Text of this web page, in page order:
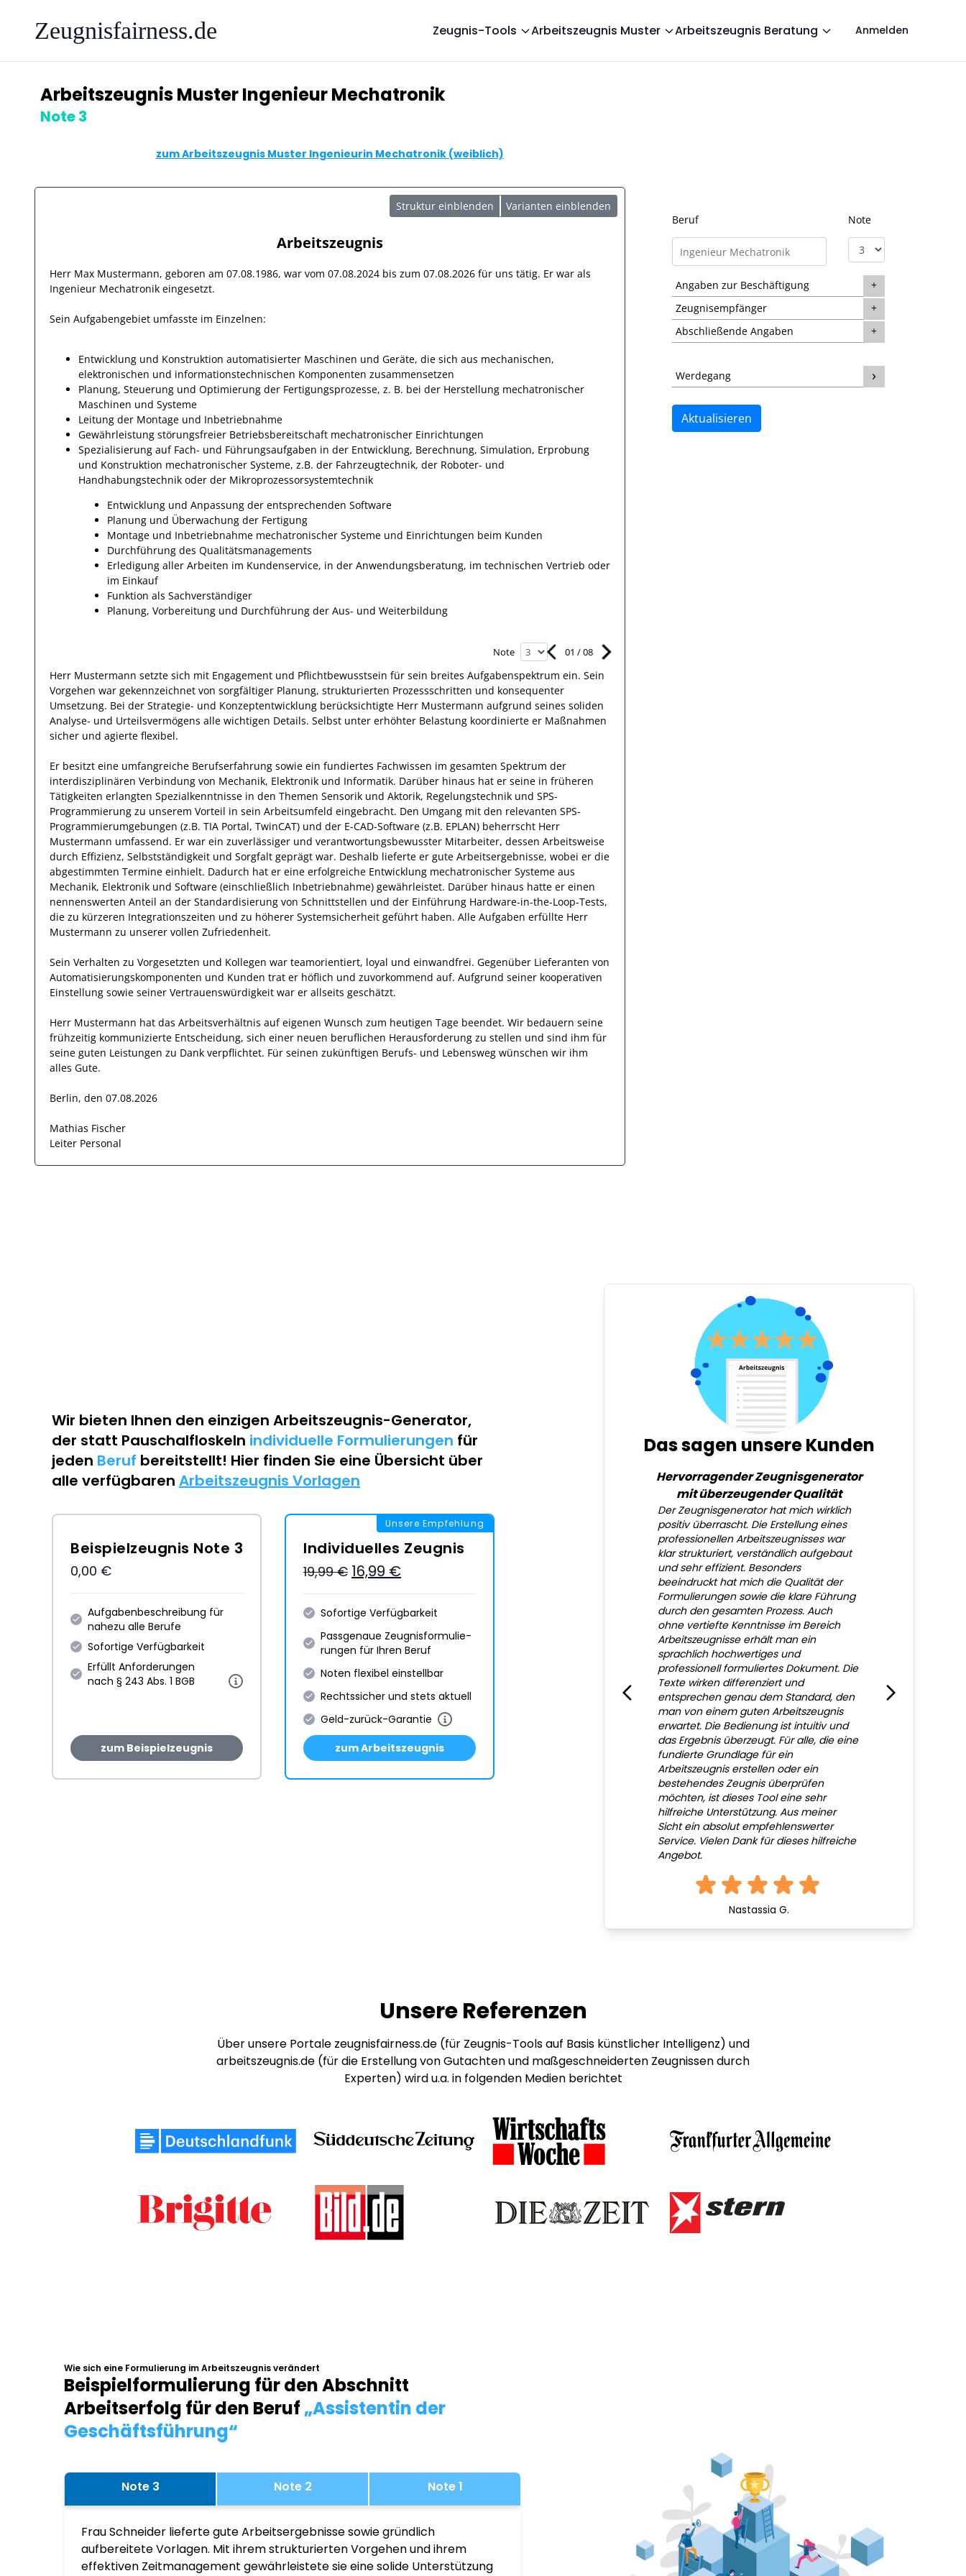
Zeugnisfairness.de Zeugnis-Tools Arbeitszeugnis Muster Arbeitszeugnis Beratung Anmelden
Arbeitszeugnis Muster Ingenieur Mechatronik
Note 3
zum Arbeitszeugnis Muster Ingenieurin Mechatronik (weiblich)
Struktur einblenden Varianten einblenden
Arbeitszeugnis
Herr Max Mustermann, geboren am 07.08.1986, war vom 07.08.2024 bis zum 07.08.2026 für uns tätig. Er war als
Ingenieur Mechatronik eingesetzt.
Sein Aufgabengebiet umfasste im Einzelnen:
Entwicklung und Konstruktion automatisierter Maschinen und Geräte, die sich aus mechanischen,
elektronischen und informationstechnischen Komponenten zusammensetzen
Planung, Steuerung und Optimierung der Fertigungsprozesse, z. B. bei der Herstellung mechatronischer
Maschinen und Systeme
Leitung der Montage und Inbetriebnahme
Gewährleistung störungsfreier Betriebsbereitschaft mechatronischer Einrichtungen
Spezialisierung auf Fach- und Führungsaufgaben in der Entwicklung, Berechnung, Simulation, Erprobung
und Konstruktion mechatronischer Systeme, z.B. der Fahrzeugtechnik, der Roboter- und
Handhabungstechnik oder der Mikroprozessorsystemtechnik
Entwicklung und Anpassung der entsprechenden Software
Planung und Überwachung der Fertigung
Montage und Inbetriebnahme mechatronischer Systeme und Einrichtungen beim Kunden
Durchführung des Qualitätsmanagements
Erledigung aller Arbeiten im Kundenservice, in der Anwendungsberatung, im technischen Vertrieb oder
im Einkauf
Funktion als Sachverständiger
Planung, Vorbereitung und Durchführung der Aus- und Weiterbildung
Note 01 /08
Herr Mustermann setzte sich mit Engagement und Pflichtbewusstsein für sein breites Aufgabenspektrum ein. Sein
Vorgehen war gekennzeichnet von sorgfältiger Planung, strukturierten Prozessschritten und konsequenter
Umsetzung. Bei der Strategie- und Konzeptentwicklung berücksichtigte Herr Mustermann aufgrund seines soliden
Analyse- und Urteilsvermögens alle wichtigen Details. Selbst unter erhöhter Belastung koordinierte er Maßnahmen
sicher und agierte flexibel.
Er besitzt eine umfangreiche Berufserfahrung sowie ein fundiertes Fachwissen im gesamten Spektrum der
interdisziplinären Verbindung von Mechanik, Elektronik und Informatik. Darüber hinaus hat er seine in früheren
Tätigkeiten erlangten Spezialkenntnisse in den Themen Sensorik und Aktorik, Regelungstechnik und SPS-
Programmierung zu unserem Vorteil in sein Arbeitsumfeld eingebracht. Den Umgang mit den relevanten SPS-
Programmierumgebungen (z.B. TIA Portal, TwinCAT) und der E-CAD-Software (z.B. EPLAN) beherrscht Herr
Mustermann umfassend. Er war ein zuverlässiger und verantwortungsbewusster Mitarbeiter, dessen Arbeitsweise
durch Effizienz, Selbstständigkeit und Sorgfalt geprägt war. Deshalb lieferte er gute Arbeitsergebnisse, wobei er die
abgestimmten Termine einhielt. Dadurch hat er eine erfolgreiche Entwicklung mechatronischer Systeme aus
Mechanik, Elektronik und Software (einschließlich Inbetriebnahme) gewährleistet. Darüber hinaus hatte er einen
nennenswerten Anteil an der Standardisierung von Schnittstellen und der Einführung Hardware-in-the-Loop-Tests,
die zu kürzeren Integrationszeiten und zu höherer Systemsicherheit geführt haben. Alle Aufgaben erfüllte Herr
Mustermann zu unserer vollen Zufriedenheit.
Sein Verhalten zu Vorgesetzten und Kollegen war teamorientiert, loyal und einwandfrei. Gegenüber Lieferanten von
Automatisierungskomponenten und Kunden trat er höflich und zuvorkommend auf. Aufgrund seiner kooperativen
Einstellung sowie seiner Vertrauenswürdigkeit war er allseits geschätzt.
Herr Mustermann hat das Arbeitsverhältnis auf eigenen Wunsch zum heutigen Tage beendet. Wir bedauern seine
frühzeitig kommunizierte Entscheidung, sich einer neuen beruflichen Herausforderung zu stellen und sind ihm für
seine guten Leistungen zu Dank verpflichtet. Für seinen zukünftigen Berufs- und Lebensweg wünschen wir ihm
alles Gute.
Berlin, den 07.08.2026
Mathias Fischer
Leiter Personal
Beruf Note
Angaben zur Beschäftigung
Zeugnisempfänger
Abschließende Angaben
Werdegang
Aktualisieren
Wir bieten Ihnen den einzigen Arbeitszeugnis-Generator,
der statt Pauschalfloskeln individuelle Formulierungen für
jeden Beruf bereitstellt! Hier finden Sie eine Übersicht über
alle verfügbaren Arbeitszeugnis Vorlagen
Beispielzeugnis Note 3
0,00 €
Aufgabenbeschreibung für
nahezu alle Berufe
Sofortige Verfügbarkeit
Erfüllt Anforderungen
nach § 243 Abs. 1 BGB
zum Beispielzeugnis
Unsere Empfehlung
Individuelles Zeugnis
19,99 € 16,99 €
Sofortige Verfügbarkeit
Passgenaue Zeugnis­formulie­
rungen für Ihren Beruf
Noten flexibel einstellbar
Rechtssicher und stets aktuell
Geld-zurück-Garantie
zum Arbeitszeugnis
Das sagen unsere Kunden
Hervorragender Zeugnisgenerator
mit überzeugender Qualität
Der Zeugnisgenerator hat mich wirklich
positiv überrascht. Die Erstellung eines
professionellen Arbeitszeugnisses war
klar strukturiert, verständlich aufgebaut
und sehr effizient. Besonders
beeindruckt hat mich die Qualität der
Formulierungen sowie die klare Führung
durch den gesamten Prozess. Auch
ohne vertiefte Kenntnisse im Bereich
Arbeitszeugnisse erhält man ein
sprachlich hochwertiges und
professionell formuliertes Dokument. Die
Texte wirken differenziert und
entsprechen genau dem Standard, den
man von einem guten Arbeitszeugnis
erwartet. Die Bedienung ist intuitiv und
das Ergebnis überzeugt. Für alle, die eine
fundierte Grundlage für ein
Arbeitszeugnis erstellen oder ein
bestehendes Zeugnis überprüfen
möchten, ist dieses Tool eine sehr
hilfreiche Unterstützung. Aus meiner
Sicht ein absolut empfehlenswerter
Service. Vielen Dank für dieses hilfreiche
Angebot.
Nastassia G.
Unsere Referenzen
Über unsere Portale zeugnisfairness.de (für Zeugnis-Tools auf Basis künstlicher Intelligenz) und
arbeitszeugnis.de (für die Erstellung von Gutachten und maßgeschneiderten Zeugnissen durch
Experten) wird u.a. in folgenden Medien berichtet
Wie sich eine Formulierung im Arbeitszeugnis verändert
Beispielformulierung für den Abschnitt
Arbeitserfolg für den Beruf „Assistentin der
Geschäftsführung“
Note 3 Note 2 Note 1
Frau Schneider lieferte gute Arbeitsergebnisse sowie gründlich
aufbereitete Vorlagen. Mit ihrem strukturierten Vorgehen und ihrem
effektiven Zeitmanagement gewährleistete sie eine solide Unterstützung